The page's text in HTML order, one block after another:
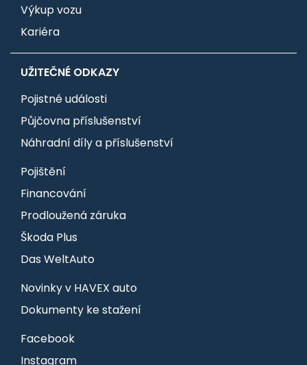
Výkup vozu
Kariéra
UŽITEČNÉ ODKAZY
Pojistné události
Půjčovna příslušenství
Náhradní díly a příslušenství
Pojištění
Financování
Prodloužená záruka
Škoda Plus
Das WeltAuto
Novinky v HAVEX auto
Dokumenty ke stažení
Facebook
Instagram